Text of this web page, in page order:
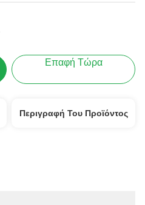
Επαφή Τώρα
Περιγραφή Του Προϊόντος